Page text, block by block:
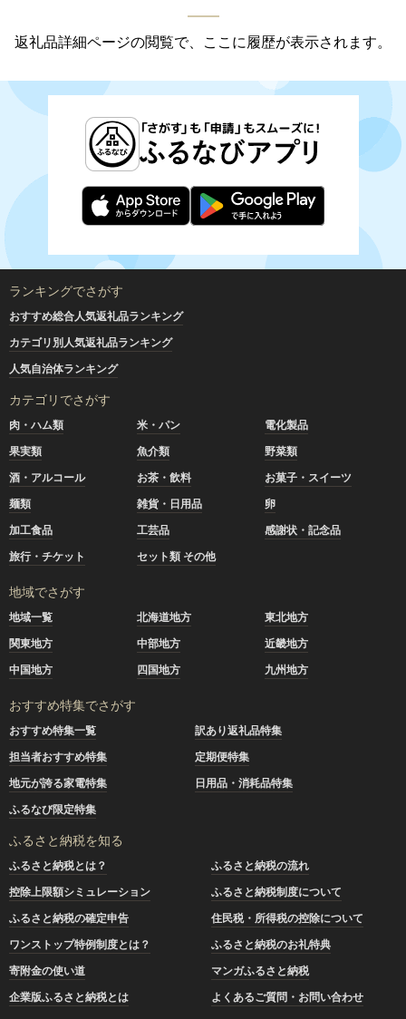
返礼品詳細ページの閲覧で、ここに履歴が表示されます。
ランキングでさがす
おすすめ総合人気返礼品ランキング
カテゴリ別人気返礼品ランキング
人気自治体ランキング
カテゴリでさがす
肉・ハム類 米・パン
電化製品
果実類
魚介類
野菜類
酒・アルコール
お茶・飲料
お菓子・スイーツ
麺類
雑貨・日用品
卵
加工食品
工芸品
感謝状・記念品
旅行・チケット
セット類 その他
地域でさがす
地域一覧 北海道地方
東北地方
関東地方
中部地方
近畿地方
中国地方
四国地方 九州地方
おすすめ特集でさがす
おすすめ特集一覧
訳あり返礼品特集
担当者おすすめ特集
定期便特集
地元が誇る家電特集
日用品・消耗品特集
ふるなび限定特集
ふるさと納税を知る
ふるさと納税とは？
ふるさと納税の流れ
控除上限額シミュレーション
ふるさと納税制度について
ふるさと納税の確定申告
住民税・所得税の控除について
ワンストップ特例制度とは？
ふるさと納税のお礼特典
寄附金の使い道
マンガふるさと納税
企業版ふるさと納税とは
よくあるご質問・お問い合わせ